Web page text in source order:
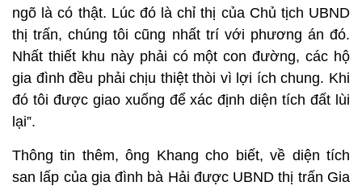
ngõ là có thật. Lúc đó là chỉ thị của Chủ tịch UBND
thị trấn, chúng tôi cũng nhất trí với phương án đó.
Nhất thiết khu này phải có một con đường, các hộ
gia đình đều phải chịu thiệt thòi vì lợi ích chung. Khi
đó tôi được giao xuống để xác định diện tích đất lùi
lại”.
Thông tin thêm, ông Khang cho biết, về diện tích
san lấp của gia đình bà Hải được UBND thị trấn Gia